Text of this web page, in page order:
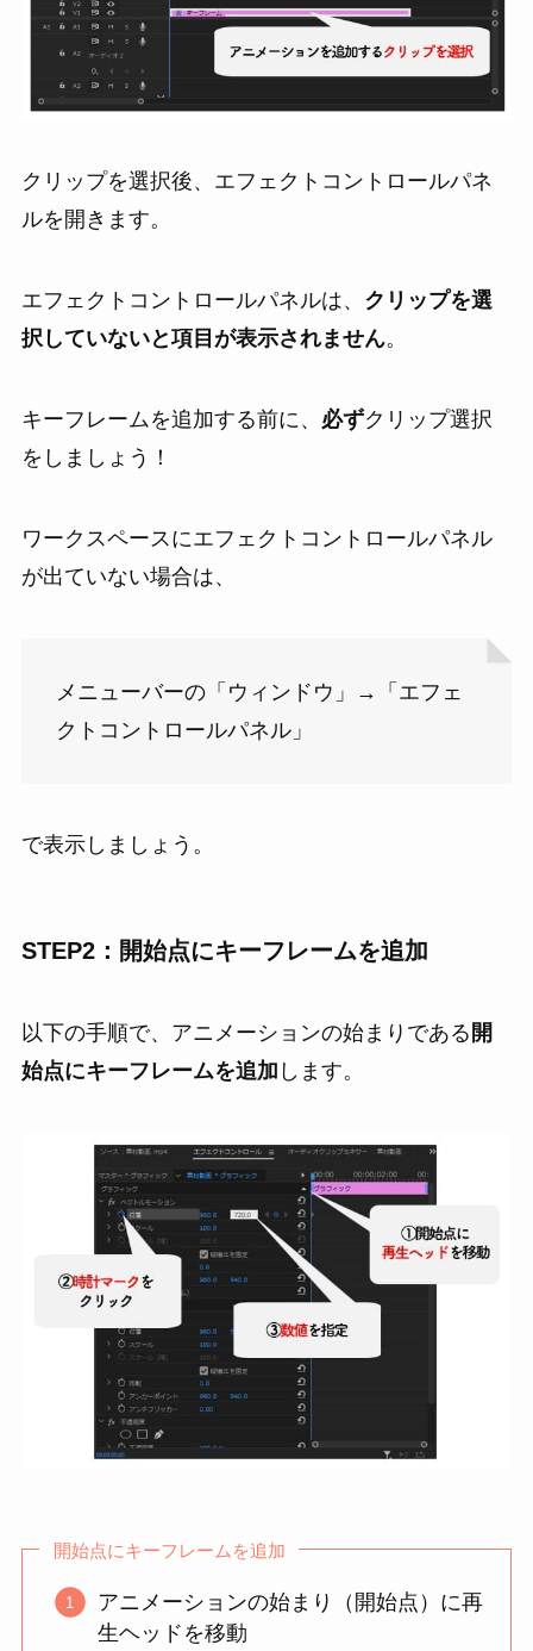
クリップを選択後、エフェクトコントロールパネ
ルを開きます。
エフェクトコントロールパネルは、 クリップを選
択していないと項目が表示されません。
キーフレームを追加する前に、 必ずクリップ選択
をしましょう！
ワークスペースにエフェクトコントロールパネル
が出ていない場合は、
メニューバーの「ウィンドウ」→「エフェ
クトコントロールパネル」
で表示しましょう。
STEP2：開始点にキーフレームを追加
以下の手順で、 アニメーションの始まりである 開
始点にキーフレームを追加 します。
開始点にキーフレームを追加
アニメーションの始まり（開始点）に再
生ヘッドを移動